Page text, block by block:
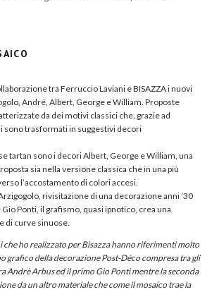
tra Ferruccio Laviani e BISAZZA i nuovi
André, Albert, George e William. Proposte
da dei motivi classici che, grazie ad
sono trasformati in suggestivi decori
tartan sono i decori Albert, George e William, una
sia nella versione classica che in una più
l’accostamento di colori accesi.
rivisitazione di una decorazione anni ’30
Ponti, il grafismo, quasi ipnotico, crea una
di curve sinuose.
ho realizzato per Bisazza hanno riferimenti molto
grafico della decorazione Post-Déco compresa tra gli
Andrè Arbus ed il primo Gio Ponti mentre la seconda
da un altro materiale che come il mosaico trae la